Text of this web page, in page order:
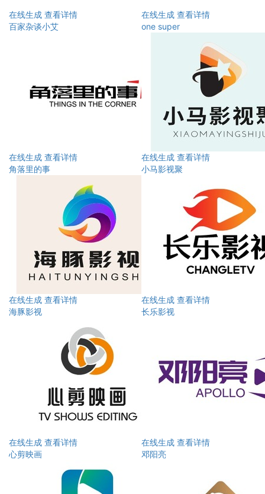
在线生成 查看详情
百家杂谈小艾
在线生成 查看详情
one super
在线生成 查看详情
角落里的事
在线生成 查看详情
小马影视聚
在线生成 查看详情
海豚影视
在线生成 查看详情
长乐影视
在线生成 查看详情
心剪映画
在线生成 查看详情
邓阳亮